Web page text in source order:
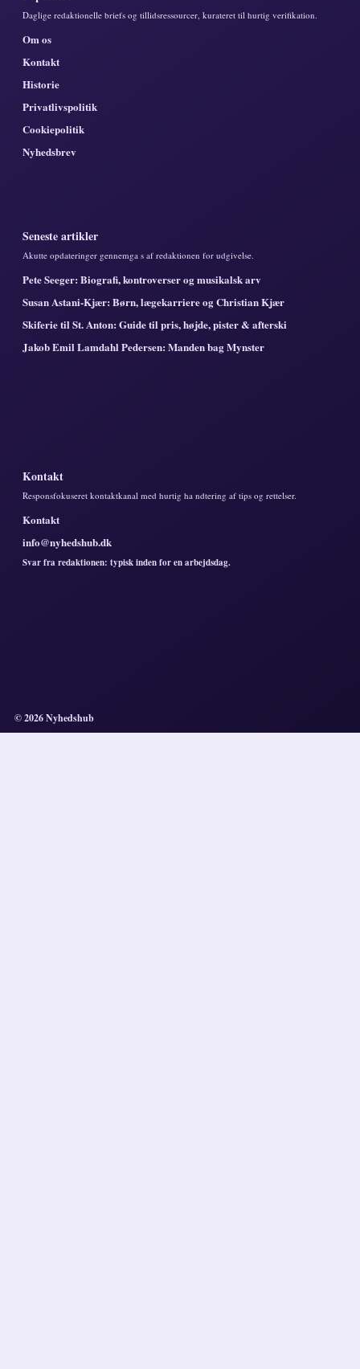
Daglige redaktionelle briefs og tillidsressourcer, kurateret til hurtig verifikation.
Om os
Kontakt
Historie
Privatlivspolitik
Cookiepolitik
Nyhedsbrev
Seneste artikler
Akutte opdateringer gennemga s af redaktionen for udgivelse.
Pete Seeger: Biografi, kontroverser og musikalsk arv
Susan Astani-Kjær: Børn, lægekarriere og Christian Kjær
Skiferie til St. Anton: Guide til pris, højde, pister & afterski
Jakob Emil Lamdahl Pedersen: Manden bag Mynster
Kontakt
Responsfokuseret kontaktkanal med hurtig ha ndtering af tips og rettelser.
Kontakt
info@nyhedshub.dk
Svar fra redaktionen: typisk inden for en arbejdsdag.
© 2026 Nyhedshub